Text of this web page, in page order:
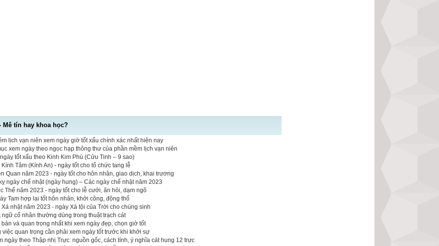
Mê tín hay khoa học?
lịch vạn niên xem ngày giờ tốt xấu chính xác nhất hiện nay
xem ngày theo ngọc hạp thông thư của phần mềm lịch vạn niên
tốt xấu theo Kinh Kim Phù (Cửu Tinh – 9 sao)
Tâm (Kính An) - ngày tốt cho tổ chức tang lễ
Quan năm 2023 - ngày tốt cho hôn nhân, giao dịch, khai trương
ngày chế nhật (ngày hung) – Các ngày chế nhật năm 2023
Thế năm 2023 - ngày tốt cho lễ cưới, ăn hỏi, dạm ngõ
Tam hợp lại tốt hôn nhân, khởi công, động thổ
nhật năm 2023 - ngày Xá tội của Trời cho chúng sinh
ngữ cổ nhân thường dùng trong thuật trạch cát
và quan trọng nhất khi xem ngày đẹp, chọn giờ tốt
việc quan trọng cần phải xem ngày tốt trước khi khởi sự
ngày theo Thập nhị Trực: nguồn gốc, cách tính, ý nghĩa cát hung 12 trực